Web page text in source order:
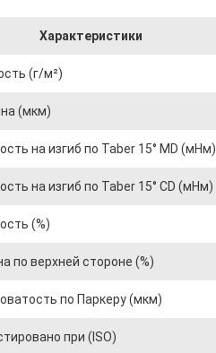
Характеристики
(г/м²)
(мкм)
на изгиб по Taber 15° MD (мНм)
на изгиб по Taber 15° CD (мНм)
(%)
по верхней стороне (%)
по Паркеру (мкм)
при (ISO)